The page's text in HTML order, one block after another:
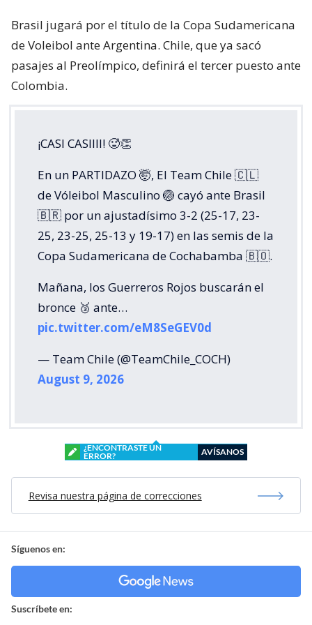
Brasil jugará por el título de la Copa Sudamericana
de Voleibol ante Argentina. Chile, que ya sacó
pasajes al Preolímpico, definirá el tercer puesto ante
Colombia.
¡CASI CASIIII! 🥵👏
En un PARTIDAZO 🤯, El Team Chile 🇨🇱
de Vóleibol Masculino 🏐 cayó ante Brasil
🇧🇷 por un ajustadísimo 3-2 (25-17, 23-
25, 23-25, 25-13 y 19-17) en las semis de la
Copa Sudamericana de Cochabamba 🇧🇴.
Mañana, los Guerreros Rojos buscarán el
bronce 🥉 ante…
pic.twitter.com/eM8SeGEV0d
— Team Chile (@TeamChile_COCH)
August 9, 2026
¿ENCONTRASTE UN
ERROR?
AVÍSANOS
Revisa nuestra página de correcciones
Síguenos en:
Suscríbete en: